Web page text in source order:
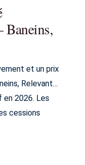
Baneins,
et un prix
Relevant…
2026. Les
cessions